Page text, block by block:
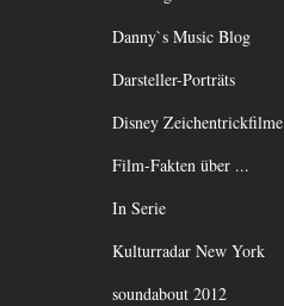
Danny`s Music Blog
Darsteller-Porträts
Disney Zeichentrickfilme
Film-Fakten über ...
In Serie
Kulturradar New York
soundabout 2012